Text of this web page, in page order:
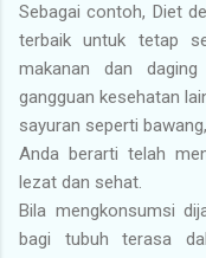
Sebagai contoh, Diet
terbaik untuk tetap
makanan dan
gangguan kesehatan
sayuran seperti
Anda berarti telah
lezat dan sehat.
Bila mengkonsumsi
bagi tubuh terasa